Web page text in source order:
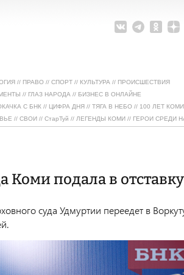
// ПРАВО // СПОРТ // КУЛЬТУРА // ПРОИСШЕСТВИЯ
// ГЛАЗ НАРОДА // БИЗНЕС В ОНЛАЙНЕ
С БНК // ЦИФРА ДНЯ // ТЯГА В НЕБО // 100 ЛЕТ КОМИ
// СВОИ // СтарТуй // ЛЕГЕНДЫ КОМИ // ГЕРОИ СРЕДИ
Коми подала в отставку
суда Удмуртии переедет в